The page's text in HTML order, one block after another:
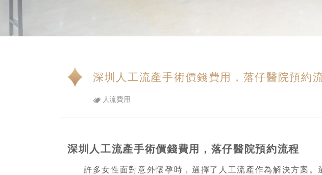
深圳人工流產手術價錢費用，落仔醫院預約
人流費用
深圳人工流產手術價錢費用，落仔醫院預約流程
許多女性面對意外懷孕時，選擇了人工流產作為解決方案